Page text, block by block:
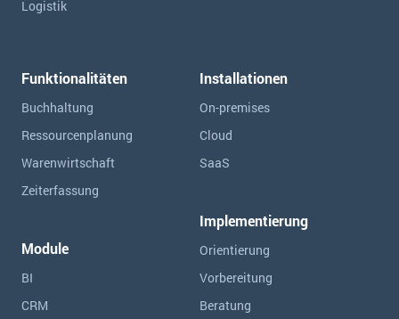
Logistik
Funktionalitäten
Buchhaltung
Ressourcen­planung
Warenwirtschaft
Zeiterfassung
Module
BI
CRM
Installationen
On-premises
Cloud
SaaS
Implementierung
Orientierung
Vorbereitung
Beratung